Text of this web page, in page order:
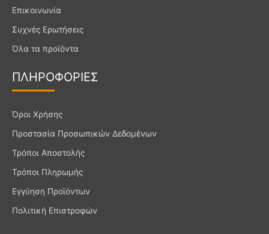
o
k
a
m
Επικοινωνία
Συχνές Ερωτήσεις
Όλα τα προϊόντα
ΠΛΗΡΟΦΟΡΙΕΣ
Όροι Χρήσης
Προστασία Προσωπικών Δεδομένων
Τρόποι Αποστολής
Τρόποι Πληρωμής
Εγγύηση Προϊόντων
Πολιτική Επιστροφών